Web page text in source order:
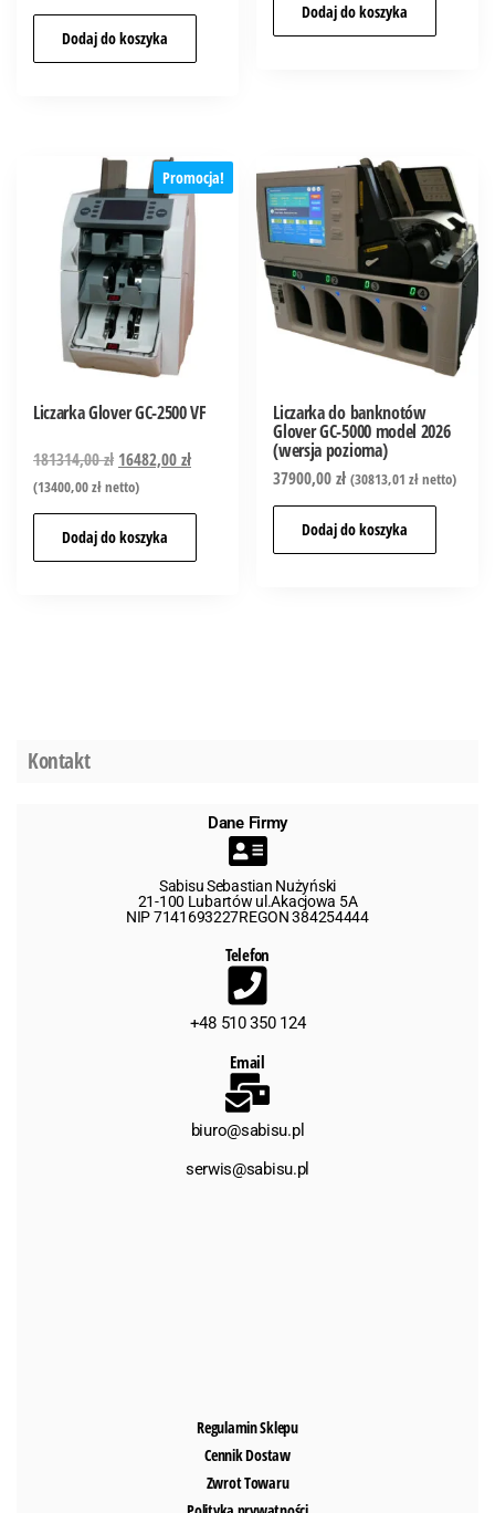
Dodaj do koszyka
Dodaj do koszyka
Promocja!
Liczarka Glover GC-2500 VF
181314,00zł 16482,00zł
(13400,00złnetto)
Dodaj do koszyka
Liczarka do banknotów
Glover GC-5000 model 2026
(wersja pozioma)
37900,00zł (30813,01złnetto)
Dodaj do koszyka
Kontakt
Dane Firmy
Sabisu Sebastian Nużyński
21-100 Lubartów ul.Akacjowa 5A
NIP 7141693227REGON 384254444
Telefon
+48 510 350 124
Email
biuro@sabisu.pl
serwis@sabisu.pl
Regulamin Sklepu
Cennik Dostaw
Zwrot Towaru